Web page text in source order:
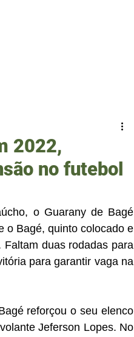
2022,
no futebol
o Guarany de Bagé
o Bagé, quinto colocado e
duas rodadas para
para garantir vaga na
reforçou o seu elenco
Jeferson Lopes. No